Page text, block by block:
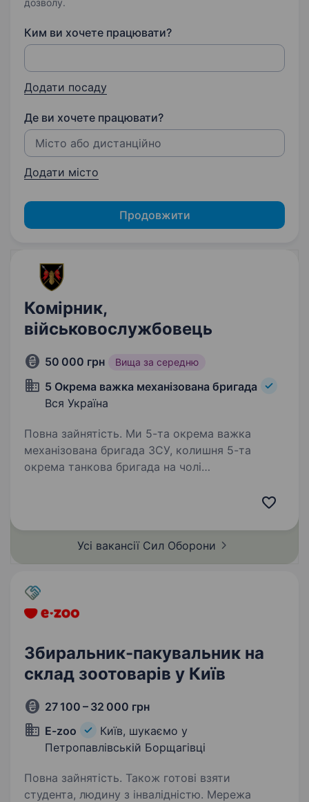
дозволу.
Ким ви хочете працювати?
Додати посаду
Де ви хочете працювати?
Додати місто
Продовжити
Комірник,
військовослужбовець
50 000 грн Вища за середню
5 Окрема важка механізована бригада
Вся Україна
Повна зайнятість. Ми 5-та окрема важка
механізована бригада ЗСУ, колишня 5-та
окрема танкова бригада на чолі
Усі вакансії Сил Оборони
Збиральник-пакувальник на
склад зоотоварів у Київ
27 100 – 32 000 грн
E-zoo
Київ, шукаємо у
Петропавлівській Борщагівці
Повна зайнятість. Також готові взяти
студента, людину з інвалідністю. Мережа